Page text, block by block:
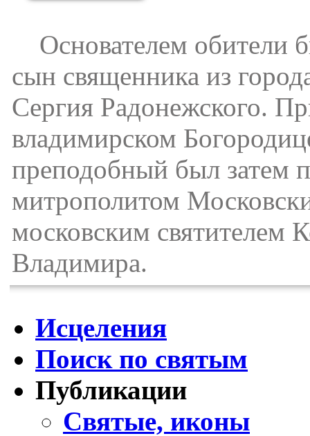
Основателем обители
сын священника из
Сергия Радонежского.
владимирском
преподобный был затем
митрополитом
московским святителем
Владимира.
Исцеления
Поиск по святым
Публикации
Святые, иконы